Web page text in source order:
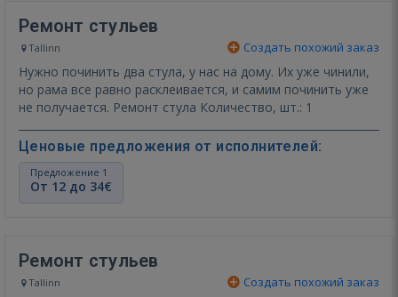
Ремонт стульев
Tallinn Создать похожий заказ
Нужно починить два стула, у нас на дому. Их уже чинили,
но рама все равно расклеивается, и самим починить уже
не получается. Ремонт стула Количество, шт.: 1
Ценовые предложения от исполнителей:
Предложение 1
От 12 до 34€
Ремонт стульев
Tallinn Создать похожий заказ